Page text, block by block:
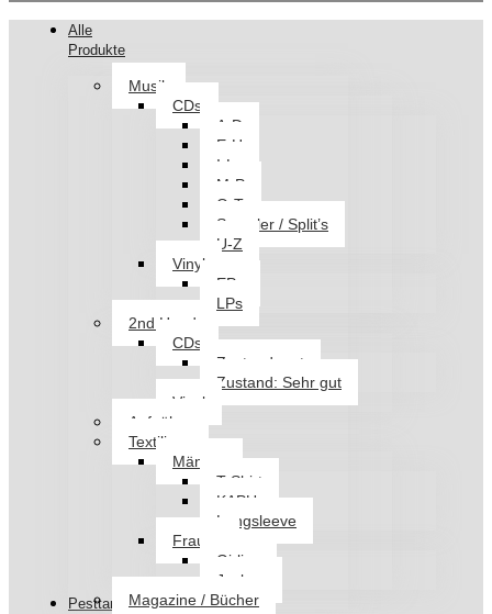
Alle
Produkte
Musik
CDs
A-D
E-H
I-L
M-P
Q-T
Sampler / Split’s
U-Z
Vinyl
EPs
LPs
2nd Hand
CDs
Zustand: gut
Zustand: Sehr gut
Vinyl
Aufnäher
Textilien
Männer
T-Shirt
KAPU
Longsleeve
Frauen
Girlies
Jacken
Magazine / Bücher
Pesttanz